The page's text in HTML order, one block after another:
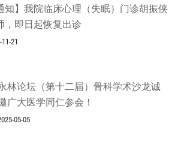
知】我院临床心理（失眠）门诊胡振侠
，即日起恢复出诊
21
林论坛（第十二届）骨科学术沙龙诚
广大医学同仁参会！
05-05